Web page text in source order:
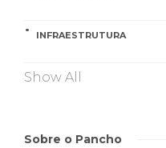
INFRAESTRUTURA
Show All
Sobre o Pancho